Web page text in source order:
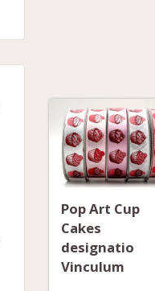
Pop Art Cup
Cakes
designatio
Vinculum